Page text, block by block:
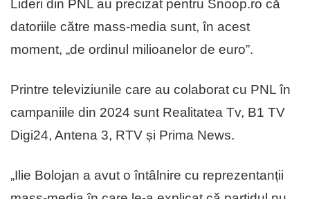
Lideri din PNL au precizat pentru Snoop.ro că
datoriile către mass-media sunt, în acest
moment, „de ordinul milioanelor de euro”.
Printre televiziunile care au colaborat cu PNL în
campaniile din 2024 sunt Realitatea Tv, B1 TV
Digi24, Antena 3, RTV și Prima News.
„Ilie Bolojan a avut o întâlnire cu reprezentanții